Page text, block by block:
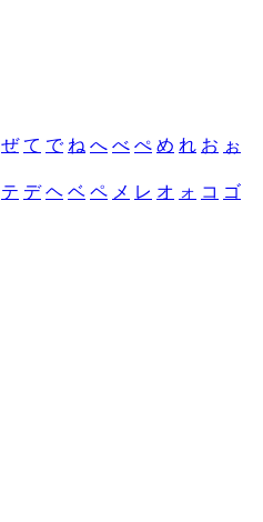
ぜ て で ね へ べ ぺ め れ お ぉ
テ デ ヘ ベ ペ メ レ オ ォ コ ゴ